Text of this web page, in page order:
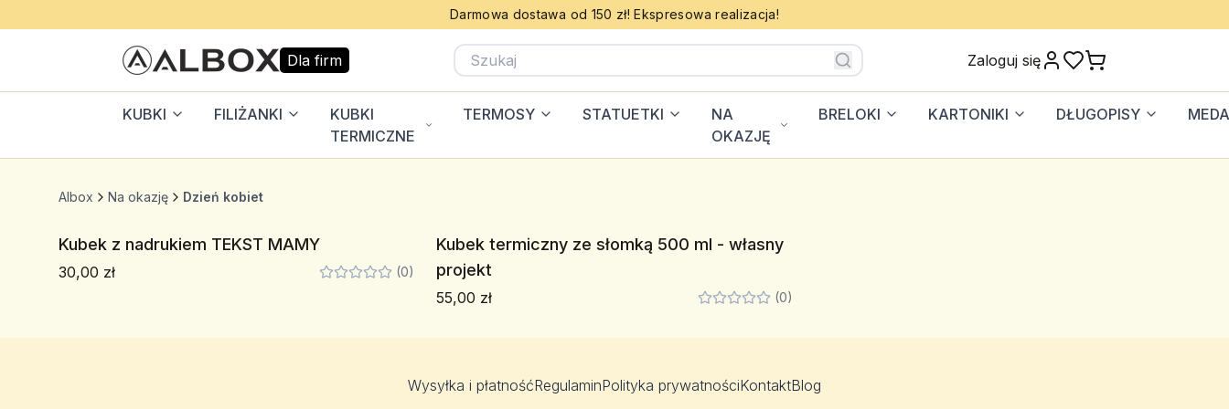
Darmowa dostawa od 150 zł! Ekspresowa realizacja!
Dla firm Zaloguj się
KUBKI FILIŻANKI
KUBKI
TERMICZNE
TERMOSY STATUETKI
NA
OKAZJĘ
BRELOKI KARTONIKI DŁUGOPISY
Albox Na okazję Dzień kobiet
Kubek z nadrukiem TEKST MAMY
30,00 zł (0)
Kubek termiczny ze słomką 500 ml - własny
projekt
55,00 zł (0)
Wysyłka i płatnośćRegulaminPolityka prywatnościKontaktBlog